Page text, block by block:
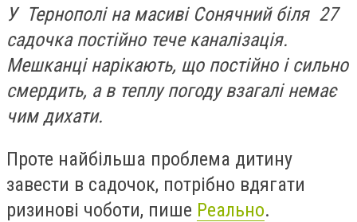
У Тернополі на масиві Сонячний біля 27
садочка постійно тече каналізація.
Мешканці нарікають, що постійно і сильно
смердить, а в теплу погоду взагалі немає
чим дихати.
Проте найбільша проблема дитину
завести в садочок, потрібно вдягати
ризинові чоботи, пише Реально.